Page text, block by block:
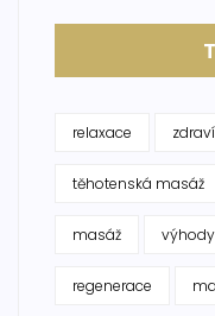
relaxace zdraví
těhotenská masáž
masáž
regenerace